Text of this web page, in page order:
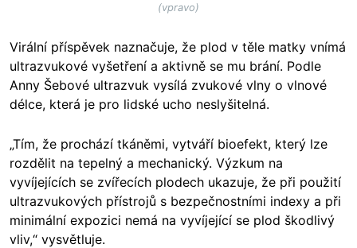
(vpravo)
Virální příspěvek naznačuje, že plod v těle matky vnímá
ultrazvukové vyšetření a aktivně se mu brání. Podle
Anny Šebové ultrazvuk vysílá zvukové vlny o vlnové
délce, která je pro lidské ucho neslyšitelná.
„Tím, že prochází tkáněmi, vytváří bioefekt, který lze
rozdělit na tepelný a mechanický. Výzkum na
vyvíjejících se zvířecích plodech ukazuje, že při použití
ultrazvukových přístrojů s bezpečnostními indexy a při
minimální expozici nemá na vyvíjející se plod škodlivý
vliv,“ vysvětluje.